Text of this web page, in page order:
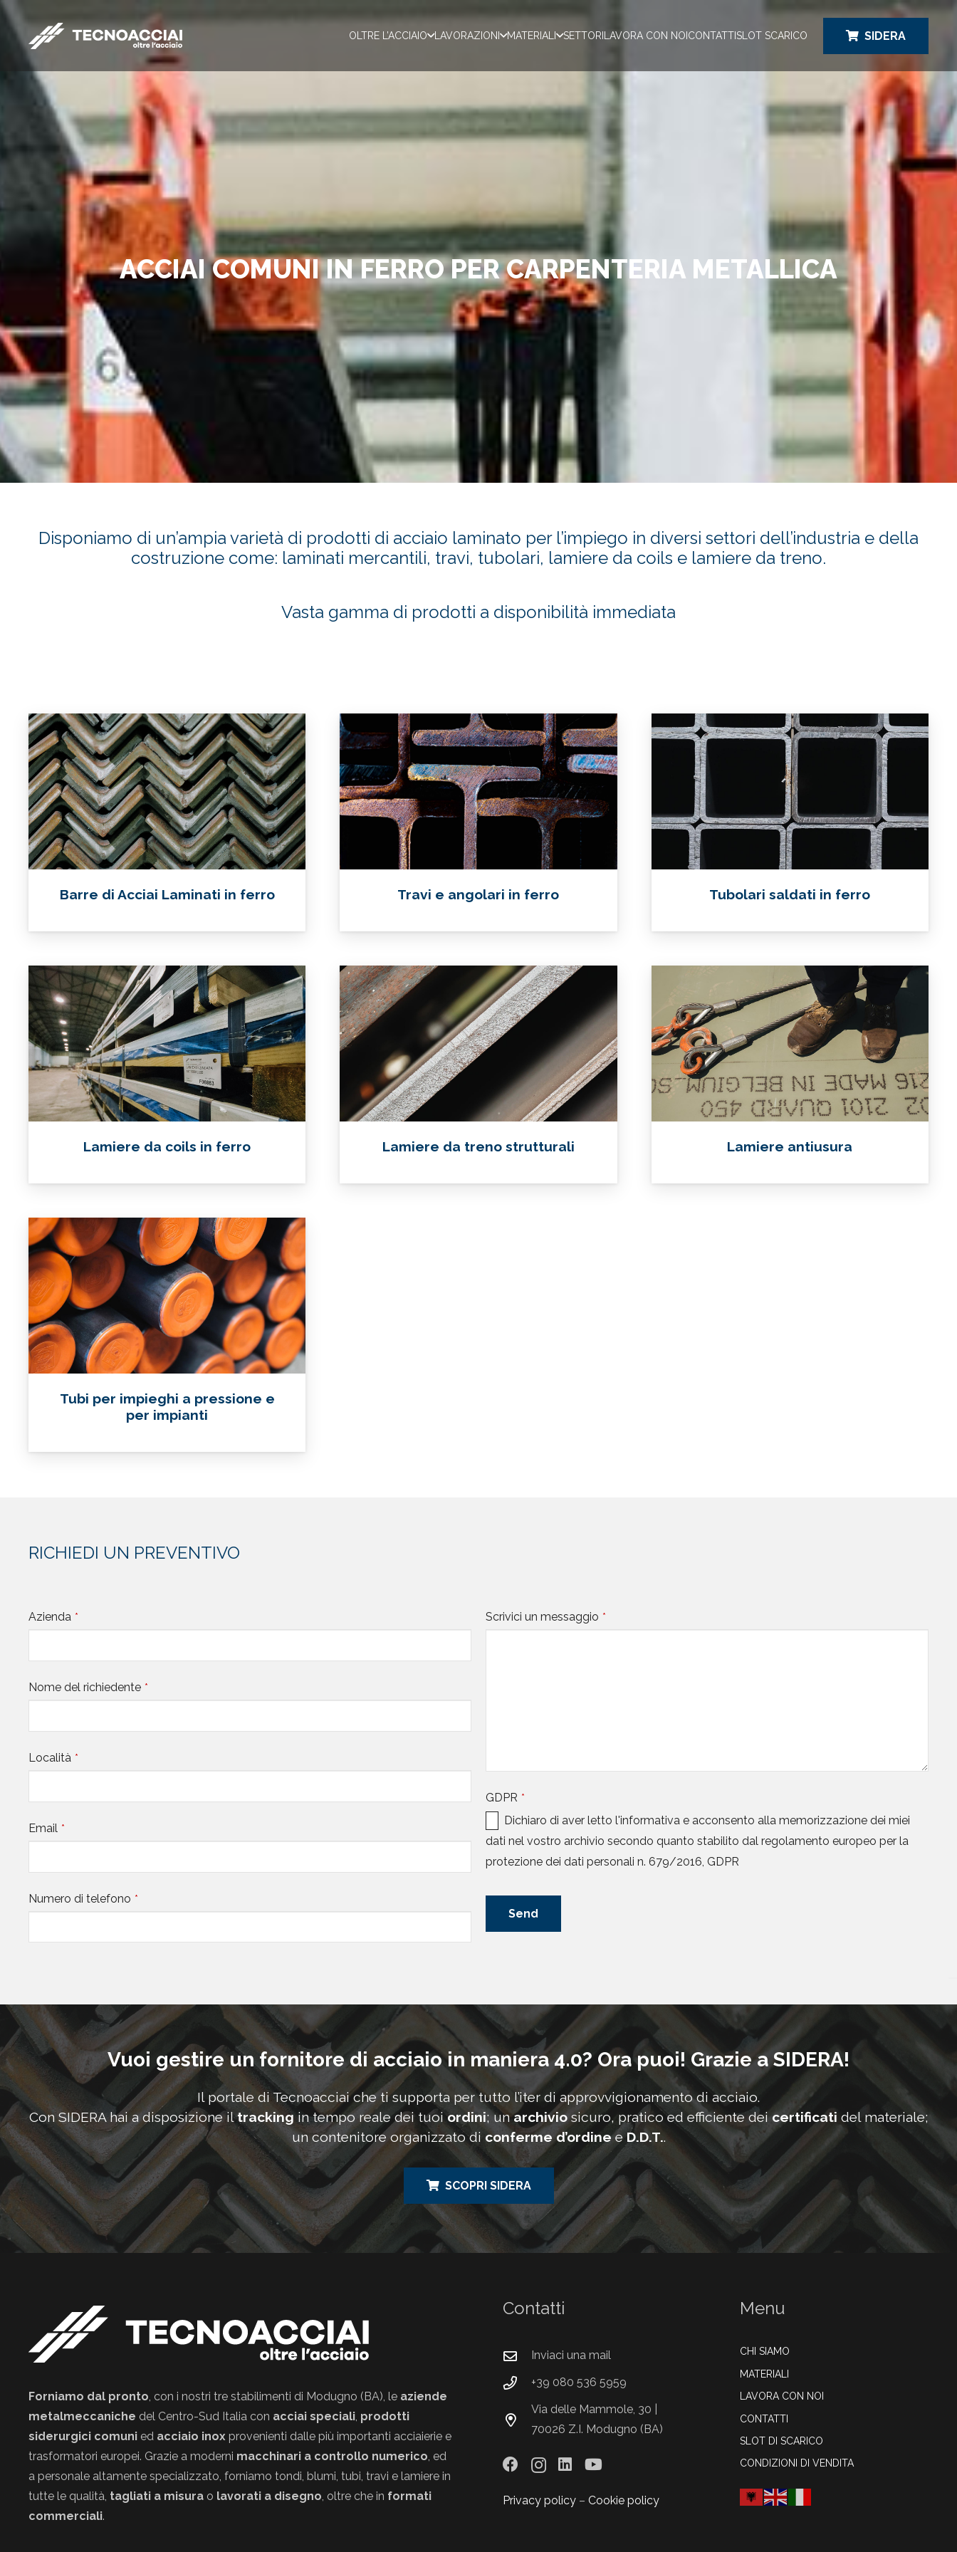
OLTRE L’ACCIAIO LAVORAZIONI MATERIALI SETTORI LAVORA CON NOI CONTATTI SLOT SCARICO SIDERA
ACCIAI COMUNI IN FERRO PER CARPENTERIA METALLICA
Disponiamo di un’ampia varietà di prodotti di acciaio laminato per l’impiego in diversi settori dell’industria e della
costruzione come: laminati mercantili, travi, tubolari, lamiere da coils e lamiere da treno.
Vasta gamma di prodotti a disponibilità immediata
Barre di Acciai Laminati in ferro Travi e angolari in ferro Tubolari saldati in ferro
Lamiere da coils in ferro Lamiere da treno strutturali Lamiere antiusura
Tubi per impieghi a pressione e
per impianti
RICHIEDI UN PREVENTIVO
Azienda *
Nome del richiedente *
Località *
Email *
Numero di telefono *
Scrivici un messaggio *
GDPR *
Dichiaro di aver letto l'informativa e acconsento alla memorizzazione dei miei
dati nel vostro archivio secondo quanto stabilito dal regolamento europeo per la
protezione dei dati personali n. 679/2016, GDPR
Send
should
left
blank
Vuoi gestire un fornitore di acciaio in maniera 4.0? Ora puoi! Grazie a SIDERA!
Il portale di Tecnoacciai che ti supporta per tutto l’iter di approvvigionamento di acciaio.
Con SIDERA hai a disposizione iltrackingin tempo reale dei tuoiordini; unarchiviosicuro, pratico ed efficiente deicertificati del materiale;
un contenitore organizzato di conferme d’ordineeD.D.T..
SCOPRI SIDERA
Forniamo dal pronto, con i nostri tre stabilimenti di Modugno (BA), le aziende
metalmeccaniche del Centro-Sud Italia con acciai speciali, prodotti
siderurgici comuni ed acciaio inox provenienti dalle più importanti acciaierie e
trasformatori europei. Grazie a moderni macchinari a controllo numerico, ed
a personale altamente specializzato, forniamo tondi, blumi, tubi, travi e lamiere in
tutte le qualità, tagliati a misura o lavorati a disegno, oltre che in formati
commerciali.
Contatti
Inviaci una mail
+39 080 536 5959
Via delle Mammole, 30 |
70026 Z.I. Modugno (BA)
Privacy policy – Cookie policy
Menu
CHI SIAMO
MATERIALI
LAVORA CON NOI
CONTATTI
SLOT DI SCARICO
CONDIZIONI DI VENDITA